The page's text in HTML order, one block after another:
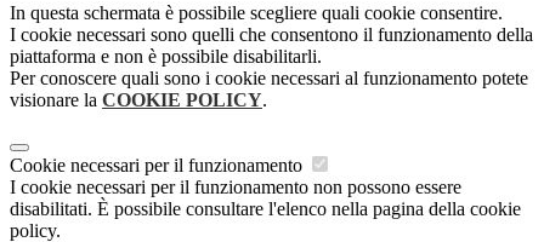
In questa schermata è possibile scegliere quali cookie consentire.
I cookie necessari sono quelli che consentono il funzionamento della
piattaforma e non è possibile disabilitarli.
Per conoscere quali sono i cookie necessari al funzionamento potete
visionare la COOKIE POLICY.
Cookie necessari per il funzionamento
I cookie necessari per il funzionamento non possono essere
disabilitati. È possibile consultare l'elenco nella pagina della cookie
policy.